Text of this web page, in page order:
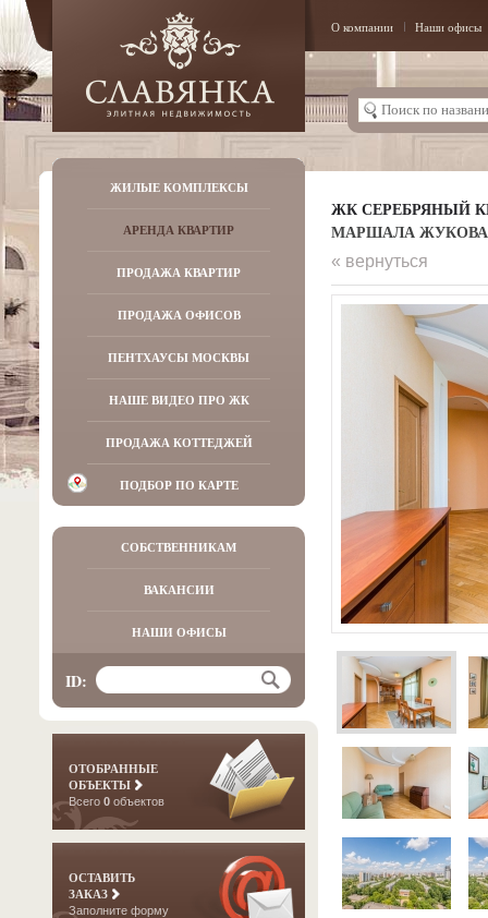
О компании Наши офисы
ЖИЛЫЕ КОМПЛЕКСЫ
АРЕНДА КВАРТИР
ПРОДАЖА КВАРТИР
ПРОДАЖА ОФИСОВ
ПЕНТХАУСЫ МОСКВЫ
НАШЕ ВИДЕО ПРО ЖК
ПРОДАЖА КОТТЕДЖЕЙ
ПОДБОР ПО КАРТЕ
СОБСТВЕННИКАМ
ВАКАНСИИ
НАШИ ОФИСЫ
ID:
ОТОБРАННЫЕ
ОБЪЕКТЫ
Всего 0 объектов
ОСТАВИТЬ
ЗАКАЗ
Заполните форму
ЖК СЕРЕБРЯНЫЙ
МАРШАЛА ЖУКОВА
« вернуться